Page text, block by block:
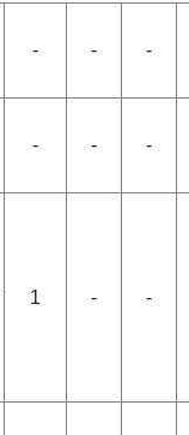
- - -
- - -
1 - -